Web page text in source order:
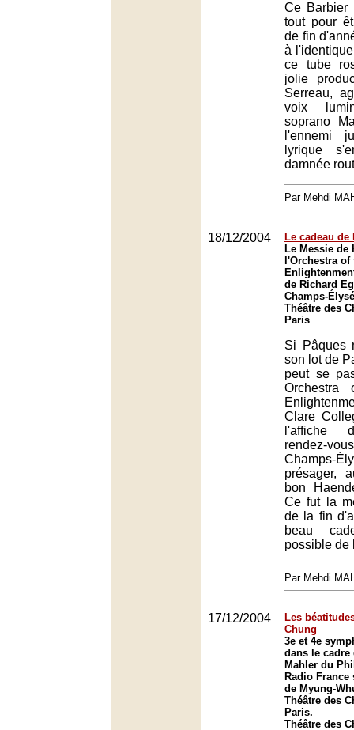
Ce Barbier
tout pour
de fin
à
ce tube
jolie
Serreau,
voix
soprano
l'ennemi
lyrique
damnée
Par Mehdi
18/12/2004
Le cadeau de
Le Messie de
l'Orchestra of
de Richard
Champs-
Théâtre des
Paris
Si Pâques
son lot de
peut se
Clare
l'affiche
rendez-
Champs-
présager,
bon
Ce fut la
de la fin
beau
possible de
Par Mehdi
17/12/2004
Les
Chung
3e et 4e
dans le
Mahler du
Radio
de Myung-
Théâtre des
Paris.
Théâtre des